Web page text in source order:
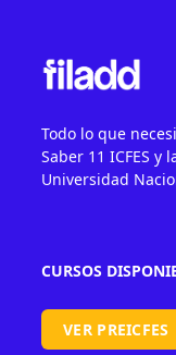
Todo lo que
Saber 11 ICFES y
Universidad
CURSOS
VER PREICFES